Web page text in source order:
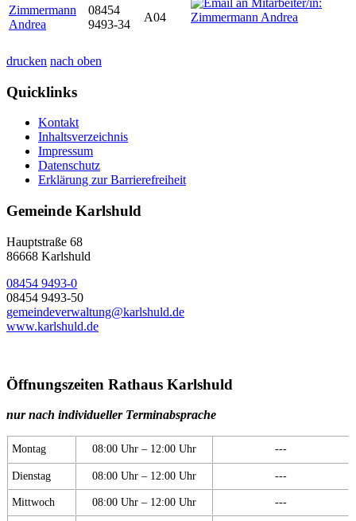
Zimmermann
Andrea
08454
9493-34
A04
drucken nach oben
Quicklinks
Kontakt
Inhaltsverzeichnis
Impressum
Datenschutz
Erklärung zur Barrierefreiheit
Gemeinde Karlshuld
Hauptstraße 68
86668 Karlshuld
08454 9493-0
08454 9493-50
gemeindeverwaltung@karlshuld.de
www.karlshuld.de
Öffnungszeiten Rathaus Karlshuld
nur nach individueller Terminabsprache
Montag 08:00 Uhr – 12:00 Uhr ---
Dienstag 08:00 Uhr – 12:00 Uhr ---
Mittwoch 08:00 Uhr – 12:00 Uhr ---